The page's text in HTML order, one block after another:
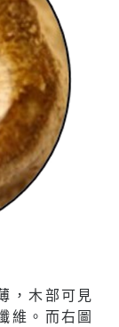
，木部可見
維。而右圖